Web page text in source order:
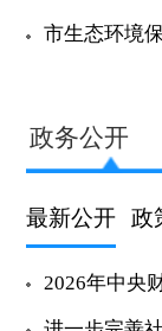
市领导调研
兰合铁路洮
市领导督导
政务公开
最新公开 政